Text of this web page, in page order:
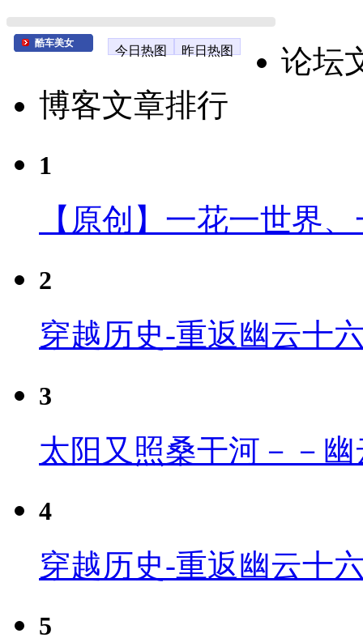
酷车美女
今日热图 昨日热图
论坛
博客文章排行
1
【原创】一花一世界
2
穿越历史-重返幽云十
3
太阳又照桑干河－－
4
穿越历史-重返幽云十
5